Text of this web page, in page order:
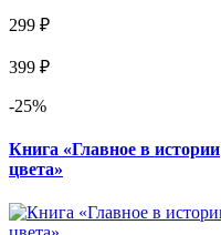
299 ₽
399 ₽
-25%
Книга «Главное в истории
цвета»